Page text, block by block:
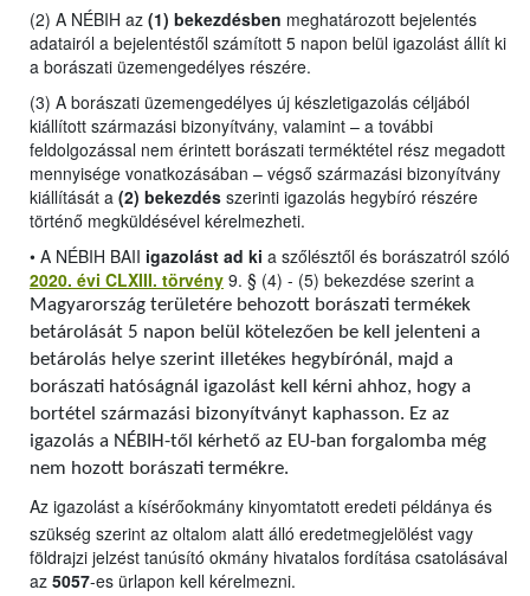
(2) A NÉBIH az (1) bekezdésben meghatározott bejelentés
adatairól a bejelentéstől számított 5 napon belül igazolást állít ki
a borászati üzemengedélyes részére.
(3) A borászati üzemengedélyes új készletigazolás céljából
kiállított származási bizonyítvány, valamint – a további
feldolgozással nem érintett borászati terméktétel rész megadott
mennyisége vonatkozásában – végső származási bizonyítvány
kiállítását a (2) bekezdés szerinti igazolás hegybíró részére
történő megküldésével kérelmezheti.
• A NÉBIH BAII igazolást ad ki a szőlésztől és borászatról szóló
2020. évi CLXIII. törvény 9. § (4) - (5) bekezdése szerint a
Magyarország területére behozott borászati termékek
betárolását 5 napon belül kötelezően be kell jelenteni a
betárolás helye szerint illetékes hegybírónál, majd a
borászati hatóságnál igazolást kell kérni ahhoz, hogy a
bortétel származási bizonyítványt kaphasson. Ez az
igazolás a NÉBIH-től kérhető az EU-ban forgalomba még
nem hozott borászati termékre.
Az igazolást a kísérőokmány kinyomtatott eredeti példánya és
szükség szerint az oltalom alatt álló eredetmegjelölést vagy
földrajzi jelzést tanúsító okmány hivatalos fordítása csatolásával
az 5057-es ürlapon kell kérelmezni.